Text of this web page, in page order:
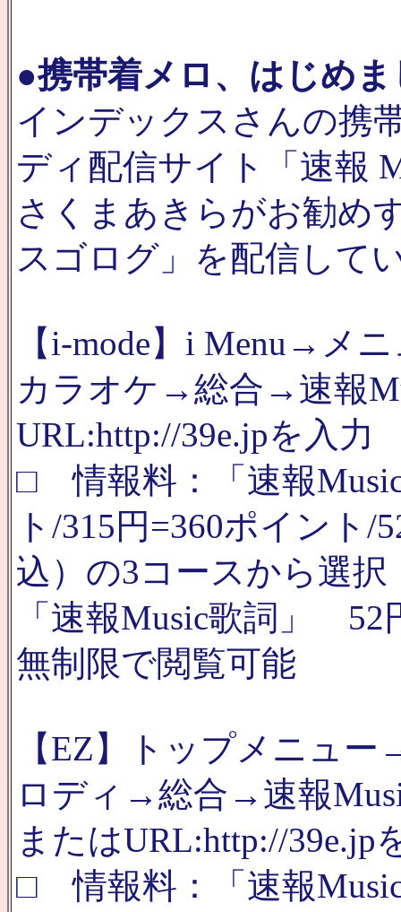
●携帯着メロ、はじめ
インデックスさんの携
ディ配信サイト「速報
さくまあきらがお勧め
スゴログ」を配信して
【i-mode】i Menu→メ
カラオケ→総合→速報
URL:http://39e.jpを入力
□ 情報料：「速報
ト/315円=360ポイント/
込）の3コースから選択
「速報Music歌詞」 52
無制限で閲覧可能
【EZ】トップメニュ
ロディ→総合→速報
またはURL:http://39e.jp
□ 情報料：「速報